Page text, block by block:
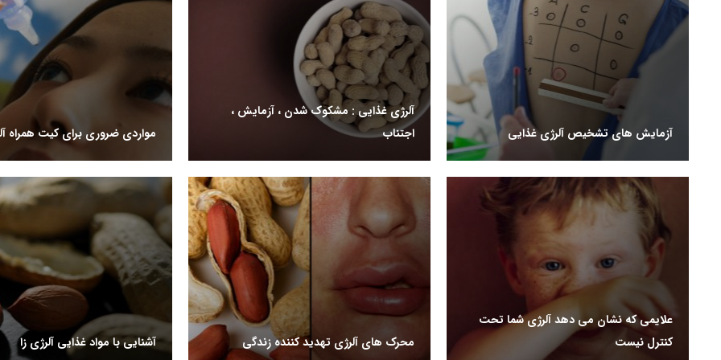
آزمایش های تشخیص آلرژی غذایی
آلرژی غذایی : مشکوک شدن ، آزمایش ،
اجتناب
مواردی ضروری برای کیت همراه
علایمی که نشان می دهد آلرژی شما تحت
کنترل نیست
محرک های آلرژی تهدید کننده زندگی آشنایی با مواد غذایی آلرژی زا